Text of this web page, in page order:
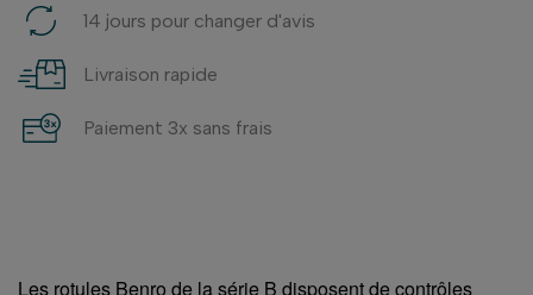
14 jours pour changer d'avis
Livraison rapide
Paiement 3x sans frais
Les rotules Benro de la série B disposent de contrôles